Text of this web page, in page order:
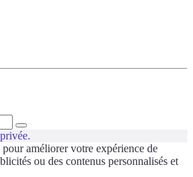
Recherche
améliorer votre expérience de
ou des contenus personnalisés et